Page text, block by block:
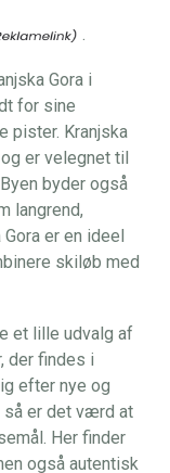
.
Gora i
for sine
pister. Kranjska
er velegnet til
byder også
langrend,
er en ideel
skiløb med
et lille udvalg af
der findes i
efter nye og
er det værd at
Her finder
også autentisk